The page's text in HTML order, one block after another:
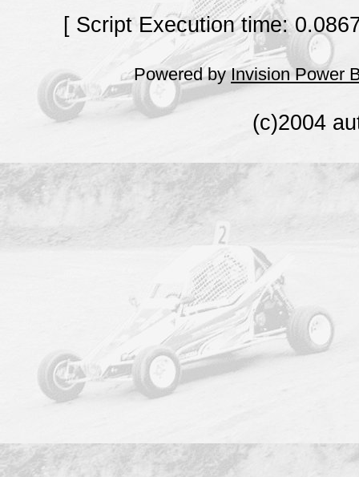
[ Script Execution time:
Powered byInvision Power
(c)2004